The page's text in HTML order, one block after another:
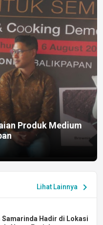
Produk Medium
Lihat Lainnya chevron_right
Hadir di Lokasi